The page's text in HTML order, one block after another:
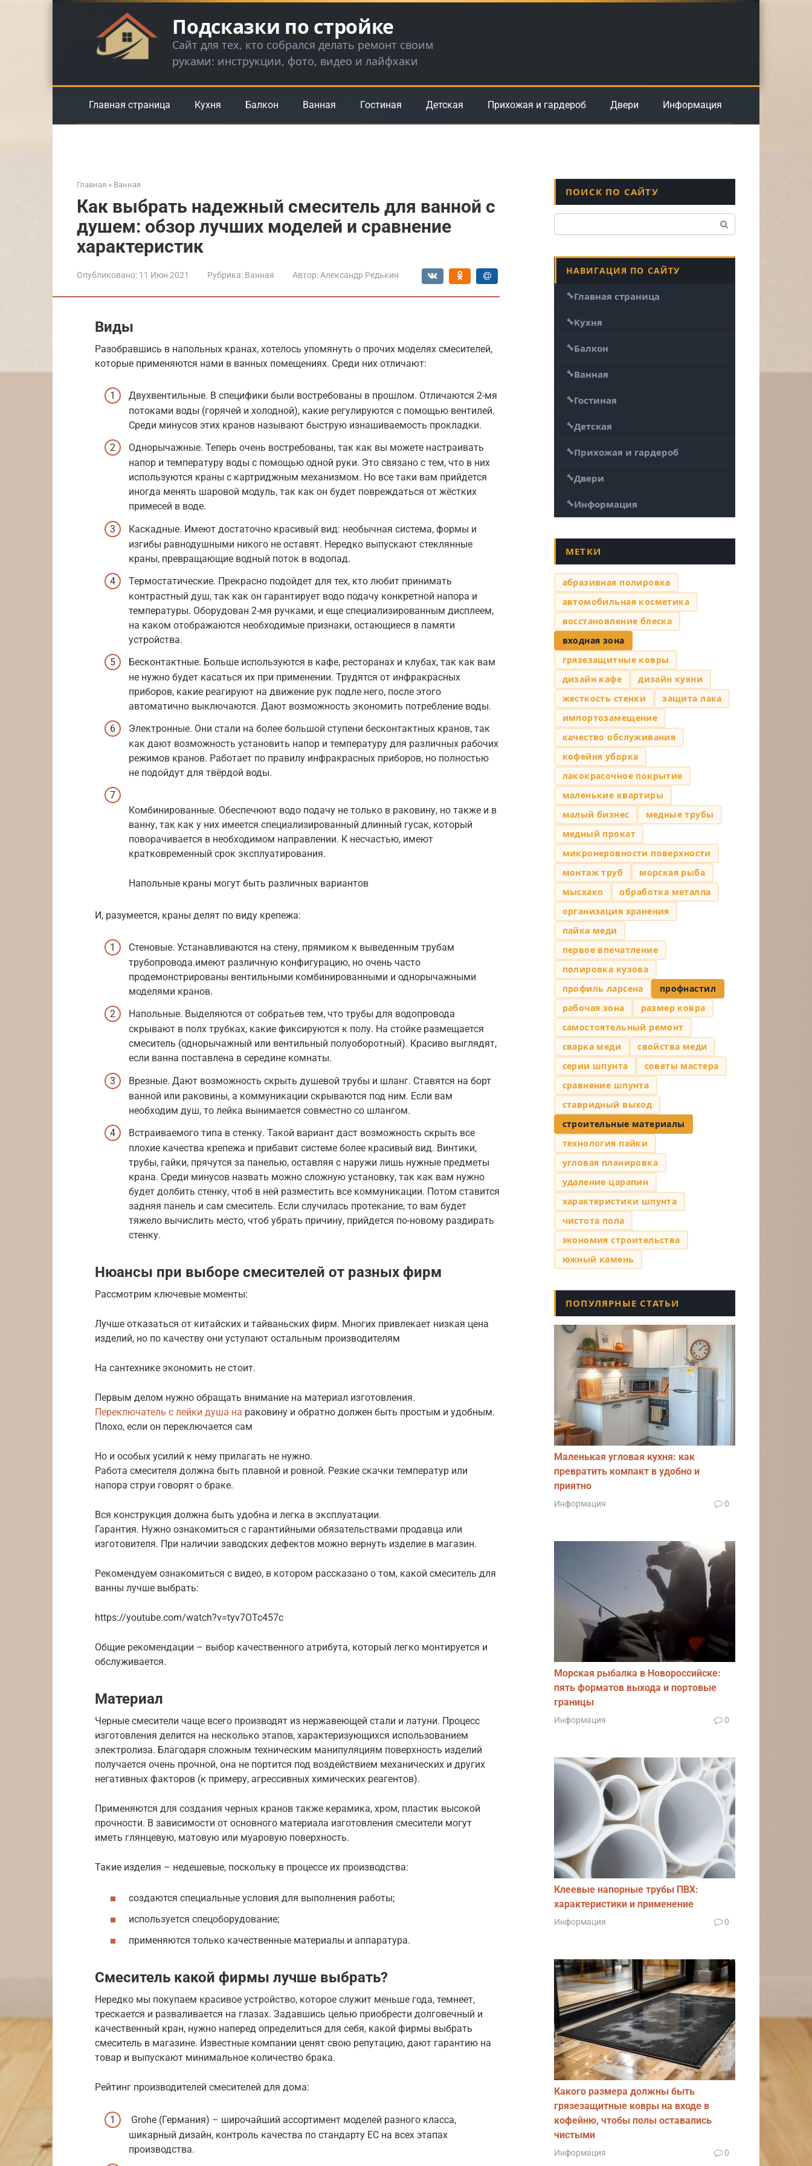
Подсказки по стройке
Сайт для тех, кто собрался делать ремонт своим
руками: инструкции, фото, видео и лайфхаки
Главная страница Кухня Балкон Ванная Гостиная Детская Прихожая и гардероб Двери Информация
Главная » Ванная
Как выбрать надежный смеситель для ванной с
душем: обзор лучших моделей и сравнение
характеристик
Опубликовано: 11 Июн 2021 Рубрика: Ванная Автор: Александр Редькин
Виды
Разобравшись в напольных кранах, хотелось упомянуть о прочих моделях смесителей,
которые применяются нами в ванных помещениях. Среди них отличают:
Двухвентильные. В специфики были востребованы в прошлом. Отличаются 2-мя
потоками воды (горячей и холодной), какие регулируются с помощью вентилей.
Среди минусов этих кранов называют быструю изнашиваемость прокладки.
Однорычажные. Теперь очень востребованы, так как вы можете настраивать
напор и температуру воды с помощью одной руки. Это связано с тем, что в них
используются краны с картриджным механизмом. Но все таки вам прийдется
иногда менять шаровой модуль, так как он будет повреждаться от жёстких
примесей в воде.
Каскадные. Имеют достаточно красивый вид: необычная система, формы и
изгибы равнодушными никого не оставят. Нередко выпускают стеклянные
краны, превращающие водный поток в водопад.
Термостатические. Прекрасно подойдет для тех, кто любит принимать
контрастный душ, так как он гарантирует водо подачу конкретной напора и
температуры. Оборудован 2-мя ручками, и еще специализированным дисплеем,
на каком отображаются необходимые признаки, остающиеся в памяти
устройства.
Бесконтактные. Больше используются в кафе, ресторанах и клубах, так как вам
не нужно будет касаться их при применении. Трудятся от инфракрасных
приборов, какие реагируют на движение рук подле него, после этого
автоматично выключаются. Дают возможность экономить потребление воды.
Электронные. Они стали на более большой ступени бесконтактных кранов, так
как дают возможность установить напор и температуру для различных рабочих
режимов кранов. Работает по правилу инфракрасных приборов, но полностью
не подойдут для твёрдой воды.
Комбинированные. Обеспечюют водо подачу не только в раковину, но также и в
ванну, так как у них имеется специализированный длинный гусак, который
поворачивается в необходимом направлении. К несчастью, имеют
кратковременный срок эксплуатирования.
Напольные краны могут быть различных вариантов
И, разумеется, краны делят по виду крепежа:
Стеновые. Устанавливаются на стену, прямиком к выведенным трубам
трубопровода.имеют различную конфигурацию, но очень часто
продемонстрированы вентильными комбинированными и однорычажными
моделями кранов.
Напольные. Выделяются от собратьев тем, что трубы для водопровода
скрывают в полх трубках, какие фиксируются к полу. На стойке размещается
смеситель (однорычажный или вентильный полуоборотный). Красиво выглядят,
если ванна поставлена в середине комнаты.
Врезные. Дают возможность скрыть душевой трубы и шланг. Ставятся на борт
ванной или раковины, а коммуникации скрываются под ним. Если вам
необходим душ, то лейка вынимается совместно со шлангом.
Встраиваемого типа в стенку. Такой вариант даст возможность скрыть все
плохие качества крепежа и прибавит системе более красивый вид. Винтики,
трубы, гайки, прячутся за панелью, оставляя с наружи лишь нужные предметы
крана. Среди минусов назвать можно сложную установку, так как вам нужно
будет долбить стенку, чтоб в ней разместить все коммуникации. Потом ставится
задняя панель и сам смеситель. Если случилась протекание, то вам будет
тяжело вычислить место, чтоб убрать причину, прийдется по-новому раздирать
стенку.
Нюансы при выборе смесителей от разных фирм
Рассмотрим ключевые моменты:
Лучше отказаться от китайских и тайваньских фирм. Многих привлекает низкая цена
изделий, но по качеству они уступают остальным производителям
На сантехнике экономить не стоит.
Первым делом нужно обращать внимание на материал изготовления.
Переключатель с лейки душа на раковину и обратно должен быть простым и удобным.
Плохо, если он переключается сам
Но и особых усилий к нему прилагать не нужно.
Работа смесителя должна быть плавной и ровной. Резкие скачки температур или
напора струи говорят о браке.
Вся конструкция должна быть удобна и легка в эксплуатации.
Гарантия. Нужно ознакомиться с гарантийными обязательствами продавца или
изготовителя. При наличии заводских дефектов можно вернуть изделие в магазин.
Рекомендуем ознакомиться с видео, в котором рассказано о том, какой смеситель для
ванны лучше выбрать:
https://youtube.com/watch?v=tyv7OTc457c
Общие рекомендации – выбор качественного атрибута, который легко монтируется и
обслуживается.
Материал
Черные смесители чаще всего производят из нержавеющей стали и латуни. Процесс
изготовления делится на несколько этапов, характеризующихся использованием
электролиза. Благодаря сложным техническим манипуляциям поверхность изделий
получается очень прочной, она не портится под воздействием механических и других
негативных факторов (к примеру, агрессивных химических реагентов).
Применяются для создания черных кранов также керамика, хром, пластик высокой
прочности. В зависимости от основного материала изготовления смесители могут
иметь глянцевую, матовую или муаровую поверхность.
Такие изделия – недешевые, поскольку в процессе их производства:
создаются специальные условия для выполнения работы;
используется спецоборудование;
применяются только качественные материалы и аппаратура.
Смеситель какой фирмы лучше выбрать?
Нередко мы покупаем красивое устройство, которое служит меньше года, темнеет,
трескается и разваливается на глазах. Задавшись целью приобрести долговечный и
качественный кран, нужно наперед определиться для себя, какой фирмы выбрать
смеситель в магазине. Известные компании ценят свою репутацию, дают гарантию на
товар и выпускают минимальное количество брака.
Рейтинг производителей смесителей для дома:
Grohe (Германия) – широчайший ассортимент моделей разного класса,
шикарный дизайн, контроль качества по стандарту ЕС на всех этапах
производства.
ПОИСК ПО САЙТУ
НАВИГАЦИЯ ПО САЙТУ
Главная страница
Кухня
Балкон
Ванная
Гостиная
Детская
Прихожая и гардероб
Двери
Информация
МЕТКИ
абразивная полировка
автомобильная косметика
восстановление блеска
входная зона
грязезащитные ковры
дизайн кафе
дизайн кухни
жесткость стенки
защита лака
импортозамещение
качество обслуживания
кофейня уборка
лакокрасочное покрытие
маленькие квартиры
малый бизнес
медные трубы
медный прокат
микронеровности поверхности
монтаж труб
морская рыба
мысхако
обработка металла
организация хранения
пайка меди
первое впечатление
полировка кузова
профиль ларсена
профнастил
рабочая зона
размер ковра
самостоятельный ремонт
сварка меди
свойства меди
серии шпунта
советы мастера
сравнение шпунта
ставридный выход
строительные материалы
технология пайки
угловая планировка
удаление царапин
характеристики шпунта
чистота пола
экономия строительства
южный камень
ПОПУЛЯРНЫЕ СТАТЬИ
Маленькая угловая кухня: как
превратить компакт в удобно и
приятно
Информация 0
Морская рыбалка в Новороссийске:
пять форматов выхода и портовые
границы
Информация 0
Клеевые напорные трубы ПВХ:
характеристики и применение
Информация 0
Какого размера должны быть
грязезащитные ковры на входе в
кофейню, чтобы полы оставались
чистыми
Информация 0